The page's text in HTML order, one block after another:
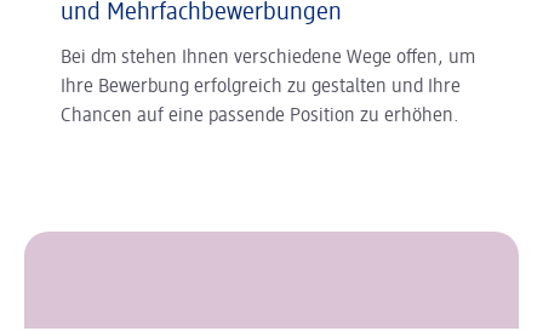
und Mehrfachbewerbungen
Bei dm stehen Ihnen verschiedene Wege offen, um
Ihre Bewerbung erfolgreich zu gestalten und Ihre
Chancen auf eine passende Position zu erhöhen.